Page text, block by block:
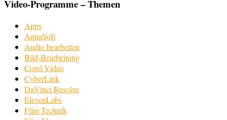
Video-Programme – Themen
Apps
AquaSoft
Audio bearbeiten
Bild-Bearbeitung
Corel Video
CyberLink
DaVinci Resolve
ElevenLabs
Film Technik